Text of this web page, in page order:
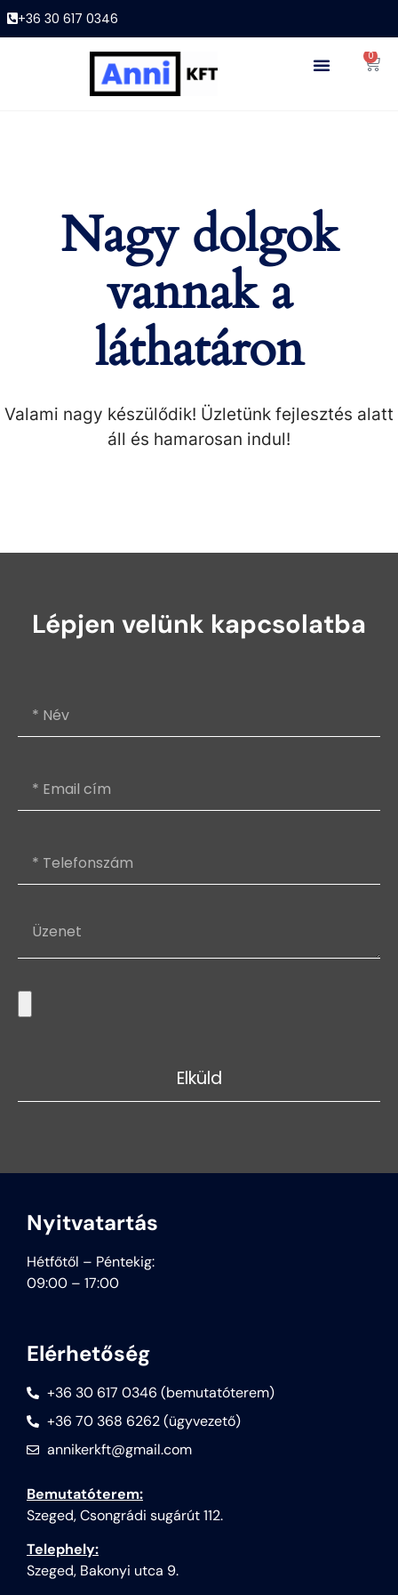
+36 30 617 0346
0
Nagy dolgok
vannak a
láthatáron
Valami nagy készülődik! Üzletünk fejlesztés alatt
áll és hamarosan indul!
Lépjen velünk kapcsolatba
Elküld
Nyitvatartás
Hétfőtől – Péntekig:
09:00 – 17:00
Elérhetőség
+36 30 617 0346 (bemutatóterem)
+36 70 368 6262 (ügyvezető)
annikerkft@gmail.com
Bemutatóterem:
Szeged, Csongrádi sugárút 112.
Telephely:
Szeged, Bakonyi utca 9.